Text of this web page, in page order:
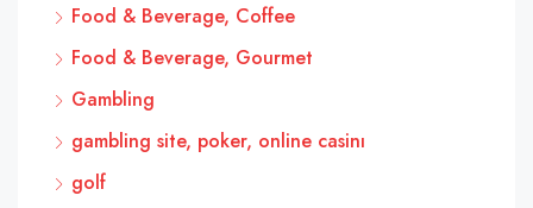
Food & Beverage, Coffee
Food & Beverage, Gourmet
Gambling
gambling site, poker, online casinı
golf